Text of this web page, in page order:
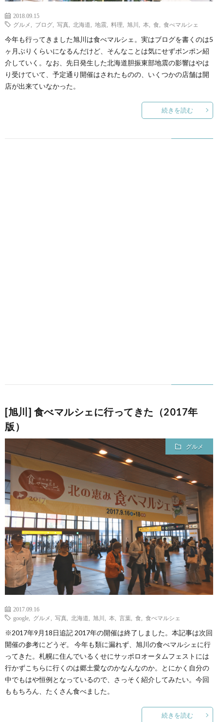
2018.09.15
グルメ
ブログ 写真 北海道 地震 料理 旭川 本 食 食べマルシェ
今年も行ってきました旭川は食べマルシェ。実はブログを書くのは5
ヶ月ぶりくらいになるんだけど、そんなことは気にせずポンポン紹
介していく。なお、先日発生した北海道胆振東部地震の影響はやは
り受けていて、予定通り開催はされたものの、いくつかの店舗は開
店が出来ていなかった。
続きを読む
[旭川] 食べマルシェに行ってきた（2017年
版）
グルメ
2017.09.16
google
グルメ 写真 北海道 旭川 本 言葉 食 食べマルシェ
※2017年9月18日追記 2017年の開催は終了しました。本記事は次回
開催の参考にどうぞ。 今年も類に漏れず、旭川の食べマルシェに行
ってきた。札幌に住んでいるくせにサッポロオータムフェストには
行かずこちらに行くのは郷土愛なのかなんなのか。とにかく自分の
中でもはや恒例となっているので、さっそく紹介してみたい。今回
ももちろん、たくさん食べました。
続きを読む